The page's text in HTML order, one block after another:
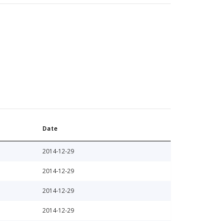
Date
2014-12-29
2014-12-29
2014-12-29
2014-12-29